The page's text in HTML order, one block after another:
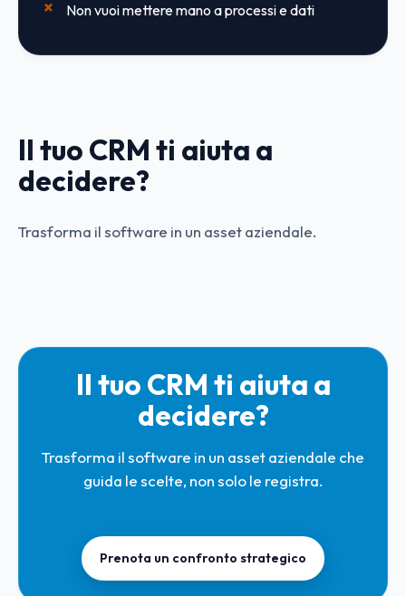
Non vuoi mettere mano a processi e dati
Il tuo CRM ti aiuta a
decidere?
Trasforma il software in un asset aziendale.
Il tuo CRM ti aiuta a
decidere?
Trasforma il software in un asset aziendale che
guida le scelte, non solo le registra.
Prenota un confronto strategico